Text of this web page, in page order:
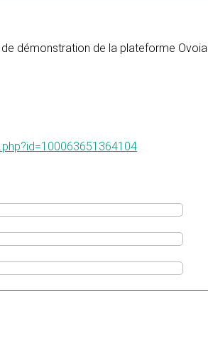
démonstration de la plateforme Ovoia